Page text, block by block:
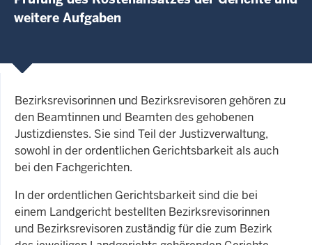
weitere Aufgaben
Bezirksrevisorinnen und Bezirksrevisoren gehören zu
den Beamtinnen und Beamten des gehobenen
Justizdienstes. Sie sind Teil der Justizverwaltung,
sowohl in der ordentlichen Gerichtsbarkeit als auch
bei den Fachgerichten.
In der ordentlichen Gerichtsbarkeit sind die bei
einem Landgericht bestellten Bezirksrevisorinnen
und Bezirksrevisoren zuständig für die zum Bezirk